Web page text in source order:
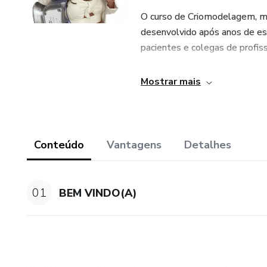
O curso de Criomodelagem,
desenvolvido após anos de
pacientes e colegas de
Diante da crescente busca
Quero pegar na sua mão e
águas na sua vida..
Mostrar mais
Conteúdo Vantagens Detalhes
01 BEM VINDO(A)